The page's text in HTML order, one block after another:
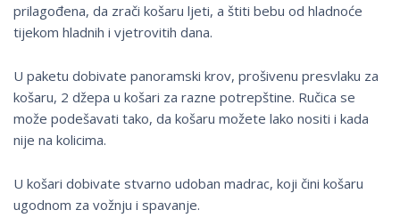
prilagođena, da zrači košaru ljeti, a štiti bebu od hladnoće
tijekom hladnih i vjetrovitih dana.
U paketu dobivate panoramski krov, prošivenu presvlaku za
košaru, 2 džepa u košari za razne potrepštine. Ručica se
može podešavati tako, da košaru možete lako nositi i kada
nije na kolicima.
U košari dobivate stvarno udoban madrac, koji čini košaru
ugodnom za vožnju i spavanje.